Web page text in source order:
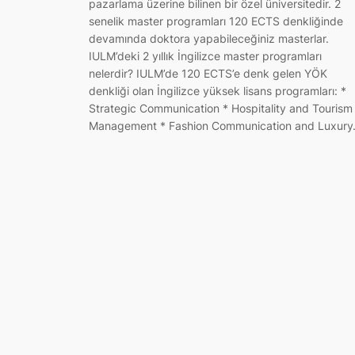
pazarlama üzerine bilinen bir özel üniversitedir. 2
senelik master programları 120 ECTS denkliğinde
devamında doktora yapabileceğiniz masterlar.
IULM’deki 2 yıllık İngilizce master programları
nelerdir? IULM’de 120 ECTS’e denk gelen YÖK
denkliği olan İngilizce yüksek lisans programları: *
Strategic Communication * Hospitality and Tourism
Management * Fashion Communication and